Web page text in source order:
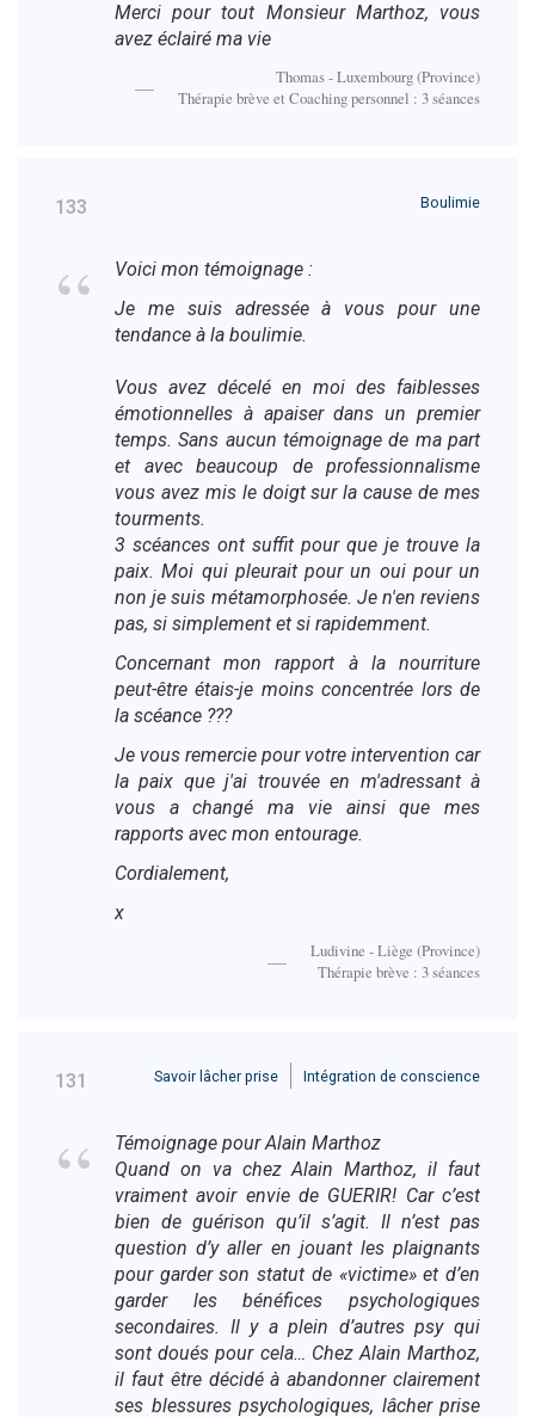
Merci pour tout Monsieur Marthoz, vous
avez éclairé ma vie
Thomas - Luxembourg (Province)
Thérapie brève et Coaching personnel : 3 séances
133 Boulimie
Voici mon témoignage :
Je me suis adressée à vous pour une
tendance à la boulimie.
Vous avez décelé en moi des faiblesses
émotionnelles à apaiser dans un premier
temps. Sans aucun témoignage de ma part
et avec beaucoup de professionnalisme
vous avez mis le doigt sur la cause de mes
tourments.
3 scéances ont suffit pour que je trouve la
paix. Moi qui pleurait pour un oui pour un
non je suis métamorphosée. Je n'en reviens
pas, si simplement et si rapidemment.
Concernant mon rapport à la nourriture
peut-être étais-je moins concentrée lors de
la scéance ???
Je vous remercie pour votre intervention car
la paix que j'ai trouvée en m'adressant à
vous a changé ma vie ainsi que mes
rapports avec mon entourage.
Cordialement,
x
Ludivine - Liège (Province)
Thérapie brève : 3 séances
131 Savoir lâcher prise Intégration de conscience
Témoignage pour Alain Marthoz
Quand on va chez Alain Marthoz, il faut
vraiment avoir envie de GUERIR! Car c’est
bien de guérison qu’il s’agit. Il n’est pas
question d’y aller en jouant les plaignants
pour garder son statut de «victime» et d’en
garder les bénéfices psychologiques
secondaires. Il y a plein d’autres psy qui
sont doués pour cela… Chez Alain Marthoz,
il faut être décidé à abandonner clairement
ses blessures psychologiques, lâcher prise